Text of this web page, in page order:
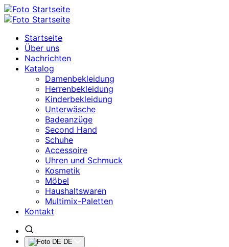
Startseite
Über uns
Nachrichten
Katalog
Damenbekleidung
Herrenbekleidung
Kinderbekleidung
Unterwäsche
Badeanzüge
Second Hand
Schuhe
Accessoire
Uhren und Schmuck
Kosmetik
Möbel
Haushaltswaren
Multimix-Paletten
Kontakt
DE